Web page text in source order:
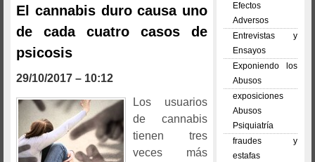
El cannabis duro causa uno
de cada cuatro casos de
psicosis
29/10/2017 – 10:12
Los usuarios
de cannabis
tienen tres
veces más
Efectos
Adversos
Entrevistas y
Ensayos
Exponiendo los
Abusos
exposiciones
Abusos
Psiquiatría
fraudes y
estafas